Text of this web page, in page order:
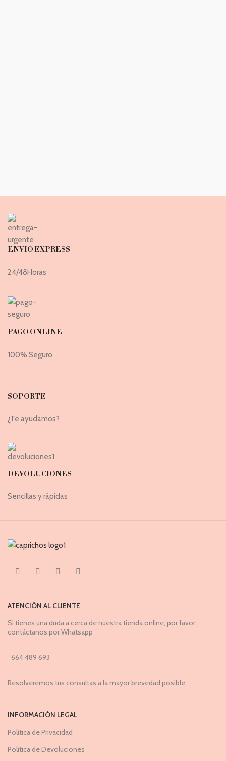
ENVIO EXPRESS
24/48Horas
PAGO ONLINE
100% Seguro
SOPORTE
¿Te ayudamos?
DEVOLUCIONES
Sencillas y rápidas
ATENCIÓN AL CLIENTE
Si tienes una duda a cerca de nuestra tienda online, por favor
contáctanos por Whatsapp
664 489 693
Resolveremos tus consultas a la mayor brevedad posible
INFORMACIÓN LEGAL
Política de Privacidad
Política de Devoluciones